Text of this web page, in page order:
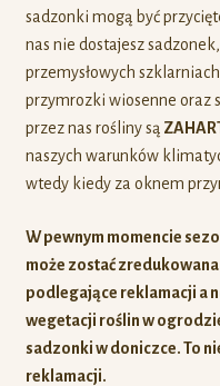
sadzonki mogą być
nas nie dostajesz
przemysłowych
przymrozki wiosenne oraz
przez nas rośliny są
naszych warunków
wtedy kiedy za oknem
W pewnym momencie
może zostać
podlegające reklamacji a
wegetacji roślin w
sadzonki w doniczce. To
reklamacji.